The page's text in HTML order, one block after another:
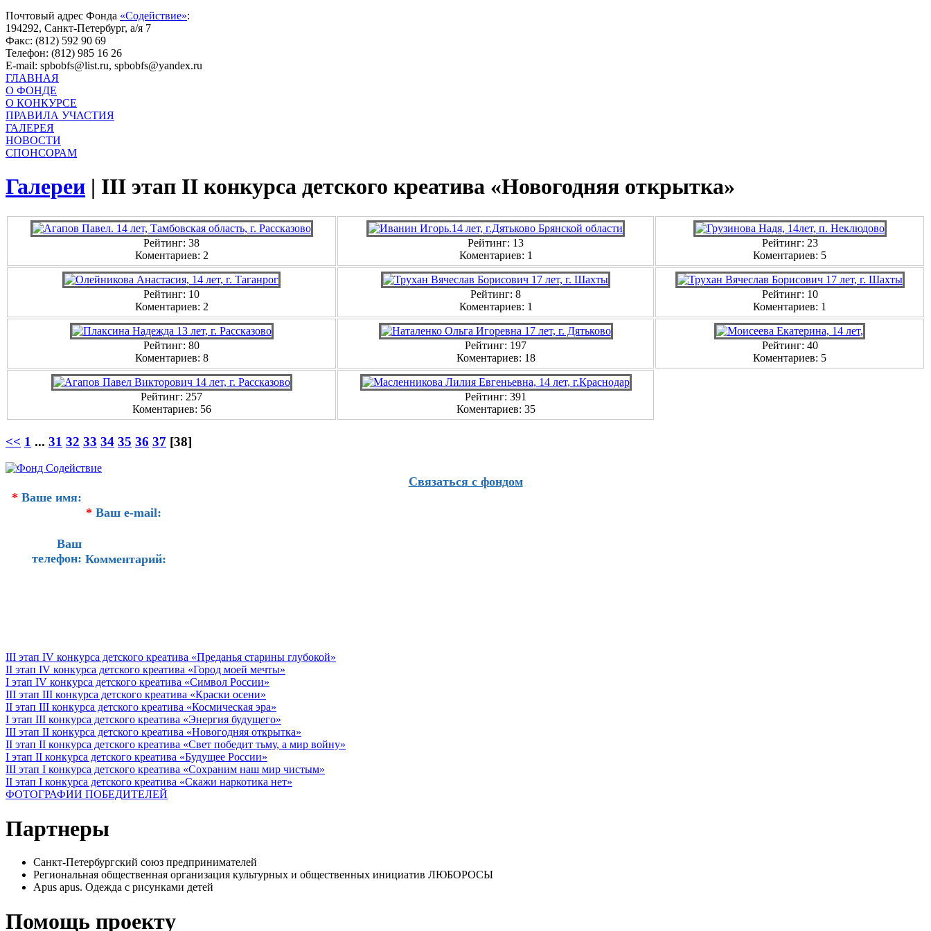
Почтовый адрес Фонда «Содействие»:
194292, Санкт-Петербург, а/я 7
Факс: (812) 592 90 69
Телефон: (812) 985 16 26
E-mail: spbobfs@list.ru, spbobfs@yandex.ru
ГЛАВНАЯ
О ФОНДЕ
О КОНКУРСЕ
ПРАВИЛА УЧАСТИЯ
ГАЛЕРЕЯ
НОВОСТИ
СПОНСОРАМ
Галереи | III этап II конкурса детского креатива «Новогодняя открытка»
Рейтинг: 38
Коментариев: 2
Рейтинг: 13
Коментариев: 1
Рейтинг: 23
Коментариев: 5
Рейтинг: 10
Коментариев: 2
Рейтинг: 8
Коментариев: 1
Рейтинг: 10
Коментариев: 1
Рейтинг: 80
Коментариев: 8
Рейтинг: 197
Коментариев: 18
Рейтинг: 40
Коментариев: 5
Рейтинг: 257
Коментариев: 56
Рейтинг: 391
Коментариев: 35
<< 1 ... 31 32 33 34 35 36 37 [38]
Связаться с фондом
* Ваше имя:
* Ваш e-mail:
Ваш
телефон: Комментарий:
III этап IV конкурса детского креатива «Преданья старины глубокой»
II этап IV конкурса детского креатива «Город моей мечты»
I этап IV конкурса детского креатива «Символ России»
III этап III конкурса детского креатива «Краски осени»
II этап III конкурса детского креатива «Космическая эра»
I этап III конкурса детского креатива «Энергия будущего»
III этап II конкурса детского креатива «Новогодняя открытка»
II этап II конкурса детского креатива «Свет победит тьму, а мир войну»
I этап II конкурса детского креатива «Будущее России»
III этап I конкурса детского креатива «Сохраним наш мир чистым»
II этап I конкурса детского креатива «Скажи наркотика нет»
ФОТОГРАФИИ ПОБЕДИТЕЛЕЙ
Партнеры
Санкт-Петербургский союз предпринимателей
Региональная общественная организация культурных и общественных инициатив ЛЮБОРОСЫ
Apus apus. Одежда с рисунками детей
Помощь проекту